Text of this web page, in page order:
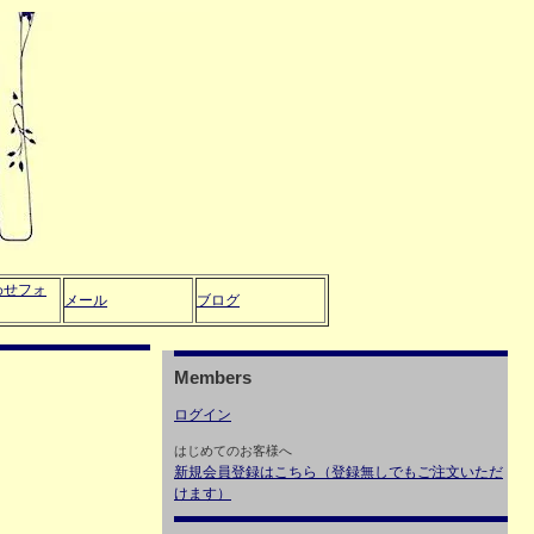
フォ
メール ブログ
Members
ログイン
はじめてのお客様へ
新規会員登録はこちら（登録無しでもご注文いただ
けます）